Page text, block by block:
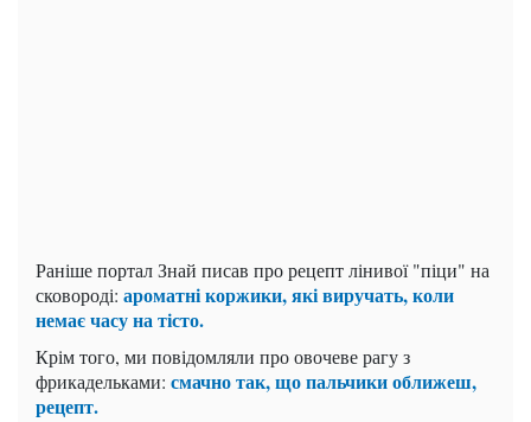
Раніше портал Знай писав про рецепт лінивої "піци" на
сковороді: ароматні коржики, які виручать, коли
немає часу на тісто.
Крім того, ми повідомляли про овочеве рагу з
фрикадельками: смачно так, що пальчики оближеш,
рецепт.